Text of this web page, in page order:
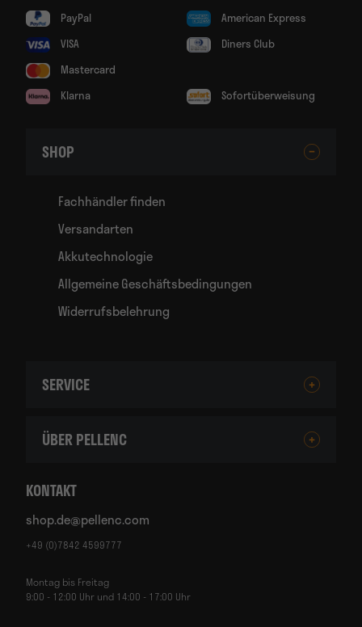
SHOP
Fachhändler finden
Versandarten
Akkutechnologie
Allgemeine Geschäftsbedingungen
Widerrufsbelehrung
SERVICE
PayPal
VISA
Mastercard
American Express
Diners Club
Klarna Sofortüberweisung
ÜBER PELLENC
KONTAKT
shop.de@pellenc.com
+49 (0)7842 4599777
Montag bis Freitag
9:00 - 12:00 Uhr und 14:00 - 17:00 Uhr